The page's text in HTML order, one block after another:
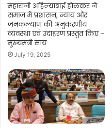
महारानी अहिल्याबाई होलकर ने
समाज में प्रशासन, न्याय और
जनकल्याण की अनुकरणीय
व्यवस्था एवं उदाहरण प्रस्तुत किए –
मुख्यमंत्री साय
July 19, 2025